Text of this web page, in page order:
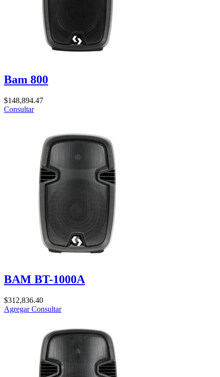
Bam 800
$148,894.47
Consultar
BAM BT-1000A
$312,836.40
AgregarConsultar